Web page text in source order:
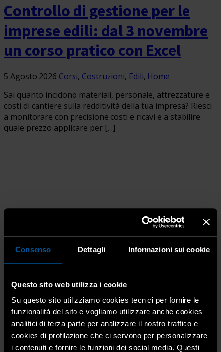
Consenso Dettagli Informazioni sui cookie
Questo sito web utilizza i cookie
Su questo sito utilizziamo cookies tecnici per fornire le
funzionalità del sito e vogliamo utilizzare anche cookies
analitici di terza parte per analizzare il nostro traffico e
cookies di profilazione che ci servono per personalizzare
i contenuti e fornire le funzioni dei social media. Questi
Controllo di gestione per le
imprese edili: dal 3 novembre
un corso pratico con Excel
5 Agosto 2026 Corsi, Costruzioni, Edili, Home
Sai quanto incidono materiali, personale, attrezzature e
costi di cantiere sulla redditività della tua impresa? Riesci
a monitorare con precisione costi e ricavi e a stabilire
quale prezzo applicare per […]
Sicurezza nei cantieri: con il
DM 78/2026 cambia l’elenco
delle violazioni che fanno
perdere gli incentivi
22 Luglio 2026Costruzioni,Impiantistica
Con il Decreto Ministeriale n. 78 del 22 giugno 2026,